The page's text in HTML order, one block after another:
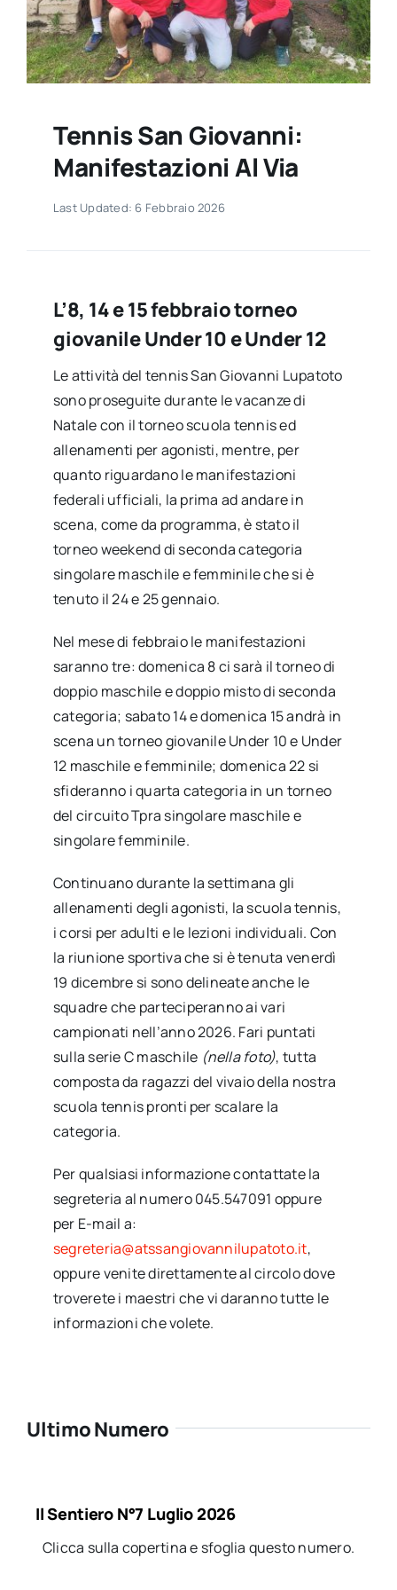
Contatti
Tennis San Giovanni:
Manifestazioni Al Via
Last Updated: 6 Febbraio 2026
L’8, 14 e 15 febbraio torneo
giovanile Under 10 e Under 12
Le attività del tennis San Giovanni Lupatoto
sono proseguite durante le vacanze di
Natale con il torneo scuola tennis ed
allenamenti per agonisti, mentre, per
quanto riguardano le manifestazioni
federali ufficiali, la prima ad andare in
scena, come da programma, è stato il
torneo weekend di seconda categoria
singolare maschile e femminile che si è
tenuto il 24 e 25 gennaio.
Nel mese di febbraio le manifestazioni
saranno tre: domenica 8 ci sarà il torneo di
doppio maschile e doppio misto di seconda
categoria; sabato 14 e domenica 15 andrà in
scena un torneo giovanile Under 10 e Under
12 maschile e femminile; domenica 22 si
sfideranno i quarta categoria in un torneo
del circuito Tpra singolare maschile e
singolare femminile.
Continuano durante la settimana gli
allenamenti degli agonisti, la scuola tennis,
i corsi per adulti e le lezioni individuali. Con
la riunione sportiva che si è tenuta venerdì
19 dicembre si sono delineate anche le
squadre che parteciperanno ai vari
campionati nell’anno 2026. Fari puntati
sulla serie C maschile (nella foto), tutta
composta da ragazzi del vivaio della nostra
scuola tennis pronti per scalare la
categoria.
Per qualsiasi informazione contattate la
segreteria al numero 045.547091 oppure
per E-mail a:
segreteria@atssangiovannilupatoto.it,
oppure venite direttamente al circolo dove
troverete i maestri che vi daranno tutte le
informazioni che volete.
Ultimo Numero
Il Sentiero N°7 Luglio 2026
Clicca sulla copertina e sfoglia questo numero.